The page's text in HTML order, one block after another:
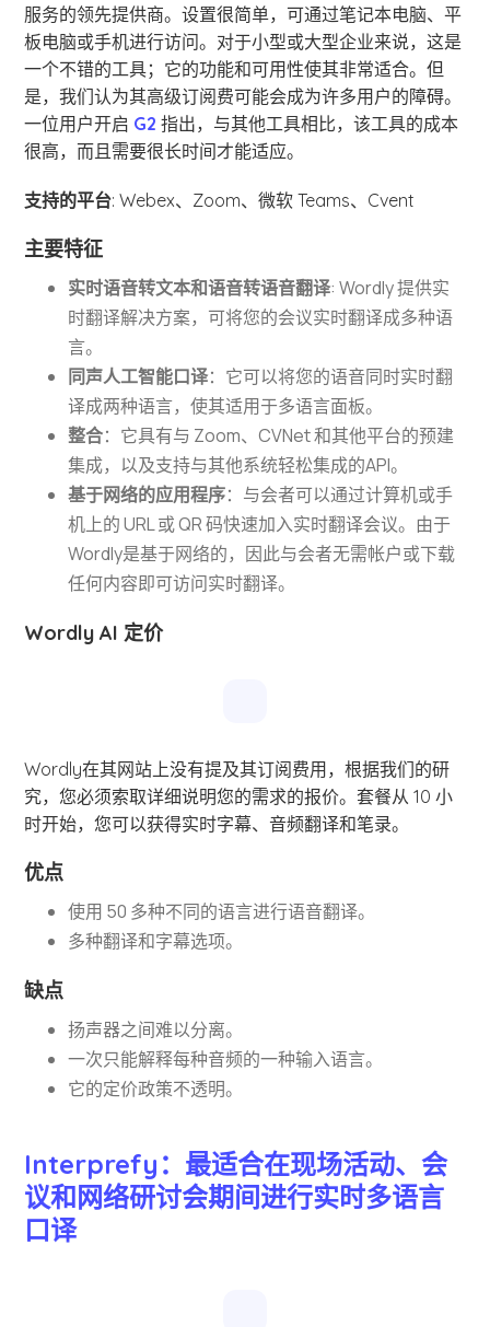
服务的领先提供商。设置很简单，可通过笔记本电脑、平
板电脑或手机进行访问。对于小型或大型企业来说，这是
一个不错的工具；它的功能和可用性使其非常适合。但
是，我们认为其高级订阅费可能会成为许多用户的障碍。
一位用户开启 G2 指出，与其他工具相比，该工具的成本
很高，而且需要很长时间才能适应。
支持的平台: Webex、Zoom、微软 Teams、Cvent
主要特征
实时语音转文本和语音转语音翻译: Wordly 提供实
时翻译解决方案，可将您的会议实时翻译成多种语
言。
同声人工智能口译：它可以将您的语音同时实时翻
译成两种语言，使其适用于多语言面板。
整合：它具有与 Zoom、CVNet 和其他平台的预建
集成，以及支持与其他系统轻松集成的API。
基于网络的应用程序：与会者可以通过计算机或手
机上的 URL 或 QR 码快速加入实时翻译会议。由于
Wordly是基于网络的，因此与会者无需帐户或下载
任何内容即可访问实时翻译。
Wordly AI 定价
Wordly在其网站上没有提及其订阅费用，根据我们的研
究，您必须索取详细说明您的需求的报价。套餐从 10 小
时开始，您可以获得实时字幕、音频翻译和笔录。
优点
使用 50 多种不同的语言进行语音翻译。
多种翻译和字幕选项。
缺点
扬声器之间难以分离。
一次只能解释每种音频的一种输入语言。
它的定价政策不透明。
Interprefy：最适合在现场活动、会
议和网络研讨会期间进行实时多语言
口译